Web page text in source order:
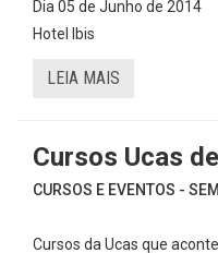
Dia 05 de Junho de 2014
Hotel Ibis
LEIA MAIS
Cursos Ucas
CURSOS E EVENTOS -
Cursos da Ucas que